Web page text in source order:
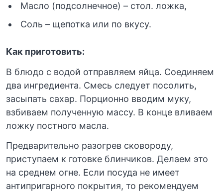
Масло (подсолнечное) – стол. ложка,
Соль – щепотка или по вкусу.
Как приготовить:
В блюдо с водой отправляем яйца. Соединяем
два ингредиента. Смесь следует посолить,
засыпать сахар. Порционно вводим муку,
взбиваем полученную массу. В конце вливаем
ложку постного масла.
Предварительно разогрев сковороду,
приступаем к готовке блинчиков. Делаем это
на среднем огне. Если посуда не имеет
антипригарного покрытия, то рекомендуем